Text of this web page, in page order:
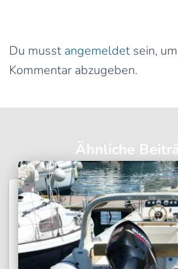
Du musst angemeldet sein,
Kommentar abzugeben.
Ähnliche